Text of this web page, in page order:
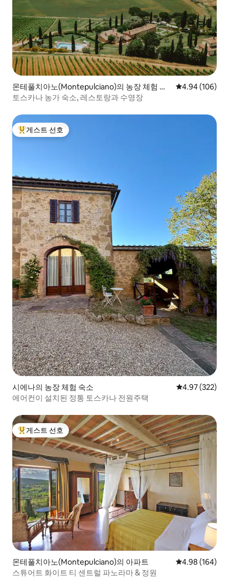
몬테풀치아노(Montepulciano)의 농장 체험 숙
소
평점 4.94점(5
4.94 (106)
토스카나 농가 숙소, 레스토랑과 수영장
상위 게스트 선호
게스트 선호
시에나의 농장 체험 숙소 평점 4.97점(5
4.97 (322)
에어컨이 설치된 정통 토스카나 전원주택
상위 게스트 선호
게스트 선호
몬테풀치아노(Montepulciano)의 아파트 평점 4.98점(5
4.98 (164)
스튜어트 화이트 티 센트럴 파노라마 & 정원